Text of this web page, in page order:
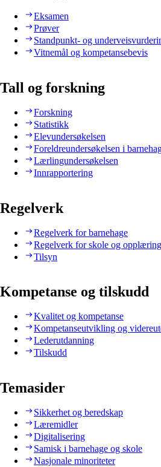
Eksamen
Prøver
Standpunkt- og
Vitnemål og kompetansebevis
Tall og forskning
Forskning
Statistikk
Elevundersøkelsen
Foreldreundersøkelsen i
Lærlingundersøkelsen
Innrapportering
Regelverk
Regelverk for barnehage
Regelverk for skole og opplæring
Tilsyn
Kompetanse og tilskudd
Kvalitet og kompetanse
Kompetanseutvikling og
Lederutdanning
Tilskudd
Temasider
Sikkerhet og beredskap
Læremidler
Digitalisering
Samisk i barnehage og skole
Nasjonale minoriteter